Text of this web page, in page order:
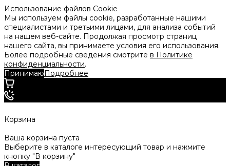
Использование файлов Cookie
Мы используем файлы cookie, разработанные нашими
специалистами и третьими лицами, для анализа событий
на нашем веб-сайте. Продолжая просмотр страниц
нашего сайта, вы принимаете условия его использования.
Более подробные сведения смотрите в Политике
конфиденциальности.
ПринимаюПодробнее
Корзина
Ваша корзина пуста
Выберите в каталоге интересующий товар и нажмите
кнопку "В корзину"